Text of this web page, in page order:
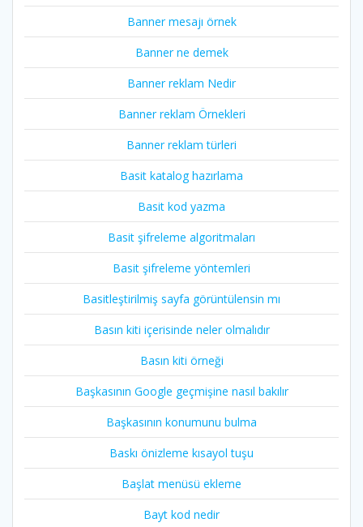
Banner mesajı örnek
Banner ne demek
Banner reklam Nedir
Banner reklam Örnekleri
Banner reklam türleri
Basit katalog hazırlama
Basit kod yazma
Basit şifreleme algoritmaları
Basit şifreleme yöntemleri
Basitleştirilmiş sayfa görüntülensin mı
Basın kiti içerisinde neler olmalıdır
Basın kiti örneği
Başkasının Google geçmişine nasıl bakılır
Başkasının konumunu bulma
Baskı önizleme kısayol tuşu
Başlat menüsü ekleme
Bayt kod nedir